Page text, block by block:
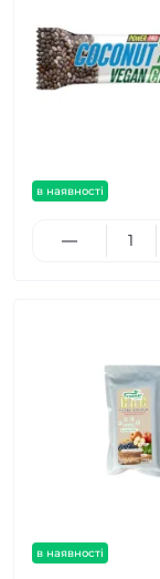
в наявності
в наявності